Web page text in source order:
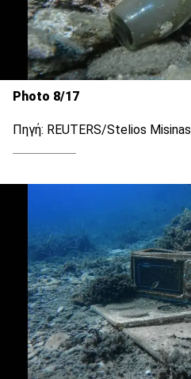
Photo 8/17
Πηγή: REUTERS/Stelios Misinas